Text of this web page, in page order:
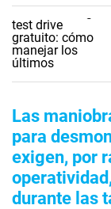
Las
para
exigen, por
durante las